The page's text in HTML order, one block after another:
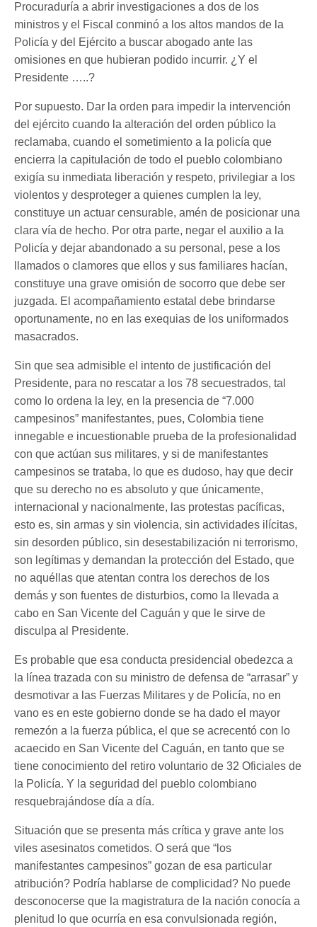
Procuraduría a abrir investigaciones a dos de los
ministros y el Fiscal conminó a los altos mandos de la
Policía y del Ejército a buscar abogado ante las
omisiones en que hubieran podido incurrir. ¿Y el
Presidente …..?
Por supuesto. Dar la orden para impedir la intervención
del ejército cuando la alteración del orden público la
reclamaba, cuando el sometimiento a la policía que
encierra la capitulación de todo el pueblo colombiano
exigía su inmediata liberación y respeto, privilegiar a los
violentos y desproteger a quienes cumplen la ley,
constituye un actuar censurable, amén de posicionar una
clara vía de hecho. Por otra parte, negar el auxilio a la
Policía y dejar abandonado a su personal, pese a los
llamados o clamores que ellos y sus familiares hacían,
constituye una grave omisión de socorro que debe ser
juzgada. El acompañamiento estatal debe brindarse
oportunamente, no en las exequias de los uniformados
masacrados.
Sin que sea admisible el intento de justificación del
Presidente, para no rescatar a los 78 secuestrados, tal
como lo ordena la ley, en la presencia de “7.000
campesinos” manifestantes, pues, Colombia tiene
innegable e incuestionable prueba de la profesionalidad
con que actúan sus militares, y si de manifestantes
campesinos se trataba, lo que es dudoso, hay que decir
que su derecho no es absoluto y que únicamente,
internacional y nacionalmente, las protestas pacíficas,
esto es, sin armas y sin violencia, sin actividades ilícitas,
sin desorden público, sin desestabilización ni terrorismo,
son legítimas y demandan la protección del Estado, que
no aquéllas que atentan contra los derechos de los
demás y son fuentes de disturbios, como la llevada a
cabo en San Vicente del Caguán y que le sirve de
disculpa al Presidente.
Es probable que esa conducta presidencial obedezca a
la línea trazada con su ministro de defensa de “arrasar” y
desmotivar a las Fuerzas Militares y de Policía, no en
vano es en este gobierno donde se ha dado el mayor
remezón a la fuerza pública, el que se acrecentó con lo
acaecido en San Vicente del Caguán, en tanto que se
tiene conocimiento del retiro voluntario de 32 Oficiales de
la Policía. Y la seguridad del pueblo colombiano
resquebrajándose día a día.
Situación que se presenta más crítica y grave ante los
viles asesinatos cometidos. O será que “los
manifestantes campesinos” gozan de esa particular
atribución? Podría hablarse de complicidad? No puede
desconocerse que la magistratura de la nación conocía a
plenitud lo que ocurría en esa convulsionada región,